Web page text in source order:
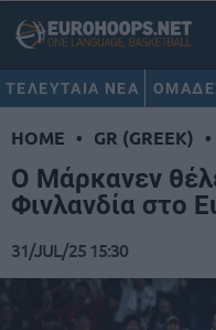
ΤΕΛΕΥΤΑΙΑ ΝΕΑ
HOME • GR (GREEK) •
Ο Μάρκανεν
Φινλανδία στο
31/JUL/25 15:30